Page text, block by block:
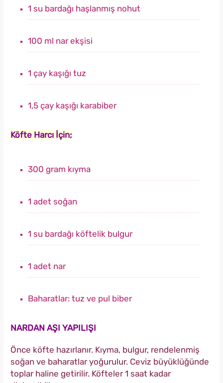
1 su bardağı haşlanmış nohut
100 ml nar ekşisi
1 çay kaşığı tuz
1,5 çay kaşığı karabiber
Köfte Harcı İçin;
300 gram kıyma
1 adet soğan
1 su bardağı köftelik bulgur
1 adet nar
Baharatlar: tuz ve pul biber
NARDAN AŞI YAPILIŞI
Önce köfte hazırlanır. Kıyma, bulgur, rendelenmiş
soğan ve baharatlar yoğurulur. Ceviz büyüklüğünde
toplar haline getirilir. Köfteler 1 saat kadar